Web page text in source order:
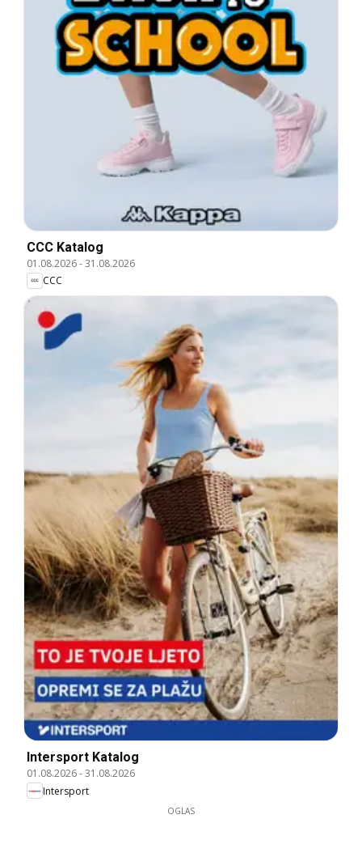
CCC Katalog
01.08.2026-31.08.2026
CCC
Intersport Katalog
01.08.2026-31.08.2026
Intersport
OGLAS